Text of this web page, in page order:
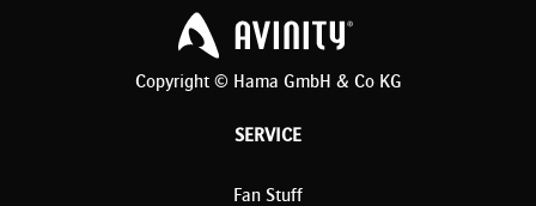
Copyright © Hama GmbH & Co KG
SERVICE
Fan Stuff